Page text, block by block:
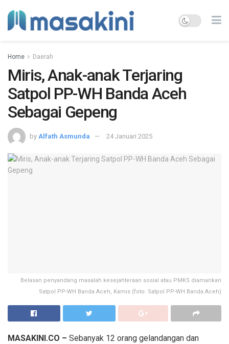
Home Daerah
Miris, Anak-anak Terjaring
Satpol PP-WH Banda Aceh
Sebagai Gepeng
by Alfath Asmunda 24 Januari 2025
Belasan penyandang masalah kesejahteraan sosial atau PMKS diamankan
Satpol PP-WH Banda Aceh, Kamis (foto: Satpol PP-WH Banda Aceh)
MASAKINI.CO – Sebanyak 12 orang gelandangan dan